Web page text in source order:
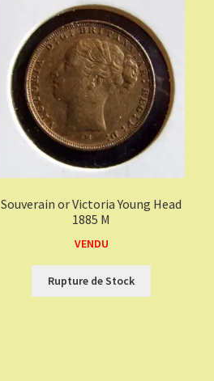
Souverain or Victoria Young Head
1885 M
VENDU
Rupture de Stock